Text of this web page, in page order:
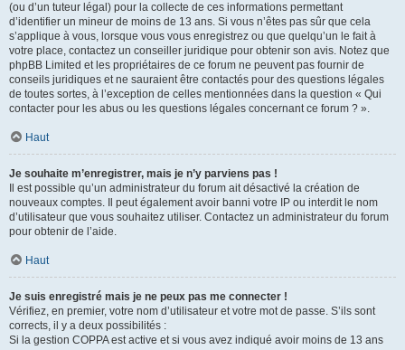
(ou d’un tuteur légal) pour la collecte de ces informations permettant
d’identifier un mineur de moins de 13 ans. Si vous n’êtes pas sûr que cela
s’applique à vous, lorsque vous vous enregistrez ou que quelqu’un le fait à
votre place, contactez un conseiller juridique pour obtenir son avis. Notez que
phpBB Limited et les propriétaires de ce forum ne peuvent pas fournir de
conseils juridiques et ne sauraient être contactés pour des questions légales
de toutes sortes, à l’exception de celles mentionnées dans la question « Qui
contacter pour les abus ou les questions légales concernant ce forum ? ».
Haut
Je souhaite m’enregistrer, mais je n’y parviens pas !
Il est possible qu’un administrateur du forum ait désactivé la création de
nouveaux comptes. Il peut également avoir banni votre IP ou interdit le nom
d’utilisateur que vous souhaitez utiliser. Contactez un administrateur du forum
pour obtenir de l’aide.
Haut
Je suis enregistré mais je ne peux pas me connecter !
Vérifiez, en premier, votre nom d’utilisateur et votre mot de passe. S’ils sont
corrects, il y a deux possibilités :
Si la gestion COPPA est active et si vous avez indiqué avoir moins de 13 ans